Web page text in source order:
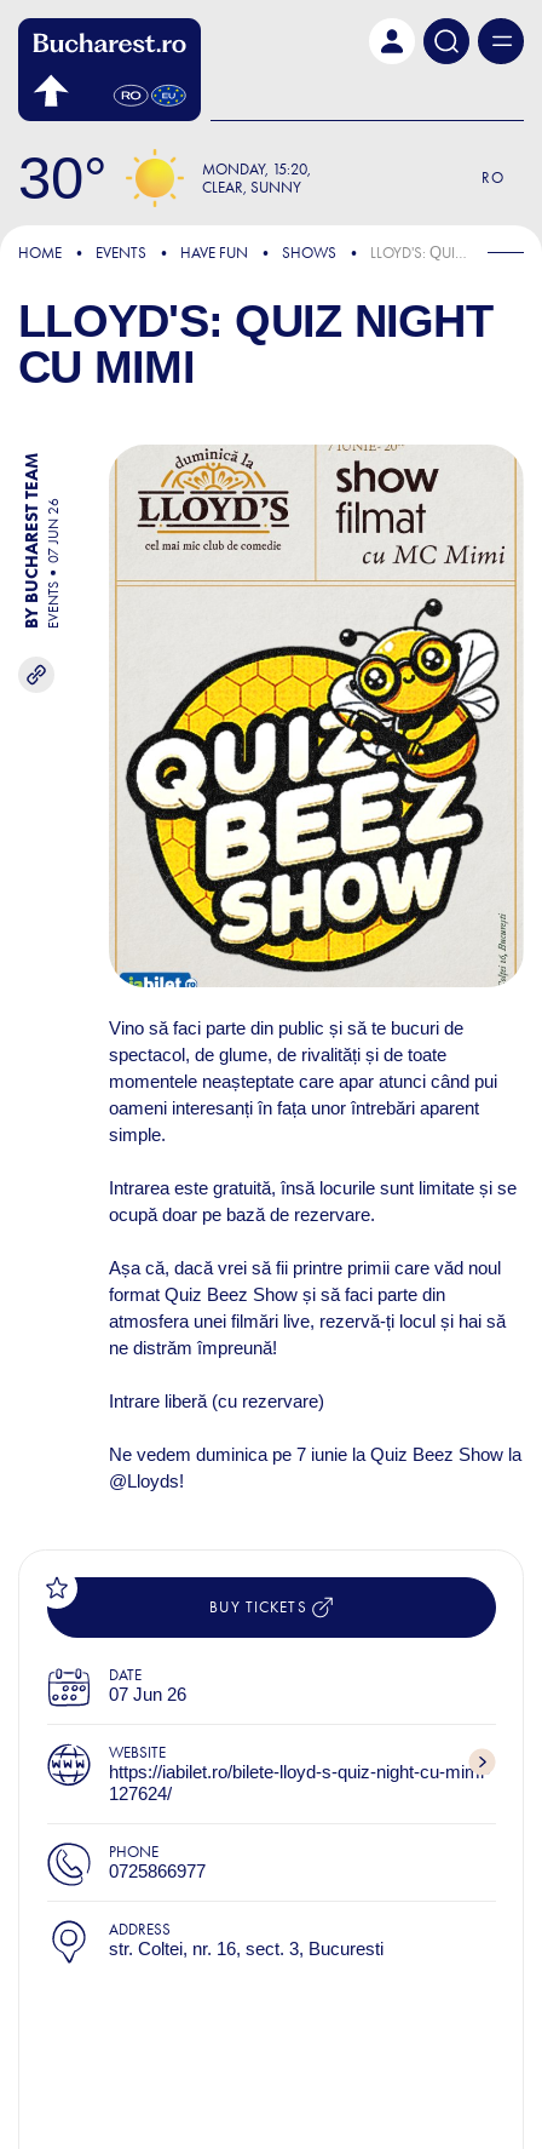
30 MONDAY 15:20
CLEAR, SUNNY
RO
HOME EVENTS HAVE FUN SHOWS LLOYD'S: QUIZ NIGHT CU MIMI
LLOYD'S: QUIZ NIGHT
CU MIMI
BY BUCHAREST TEAM EVENTS
07 JUN 26
Vino să faci parte din public și să te bucuri de
spectacol, de glume, de rivalități și de toate
momentele neașteptate care apar atunci când pui
oameni interesanți în fața unor întrebări aparent
simple.
Intrarea este gratuită, însă locurile sunt limitate și se
ocupă doar pe bază de rezervare.
Așa că, dacă vrei să fii printre primii care văd noul
format Quiz Beez Show și să faci parte din
atmosfera unei filmări live, rezervă-ți locul și hai să
ne distrăm împreună!
Intrare liberă (cu rezervare)
Ne vedem duminica pe 7 iunie la Quiz Beez Show la
@Lloyds!
BUY TICKETS
DATE
07 Jun 26
WEBSITE
https://iabilet.ro/bilete-lloyd-s-quiz-night-cu-mimi-
127624/
PHONE
0725866977
ADDRESS
str. Coltei, nr. 16, sect. 3, Bucuresti